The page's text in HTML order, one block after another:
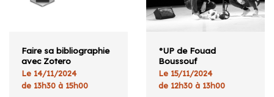
Faire sa bibliographie
avec Zotero
Le 14/11/2024
de 13h30 à 15h00
°UP de Fouad
Boussouf
Le 15/11/2024
de 12h30 à 13h00